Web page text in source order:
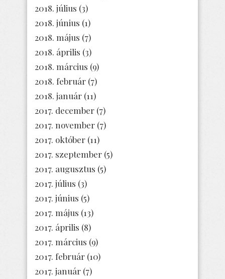
2018. július (3)
2018. június (1)
2018. május (7)
2018. április (3)
2018. március (9)
2018. február (7)
2018. január (11)
2017. december (7)
2017. november (7)
2017. október (11)
2017. szeptember (5)
2017. augusztus (5)
2017. július (3)
2017. június (5)
2017. május (13)
2017. április (8)
2017. március (9)
2017. február (10)
2017. január (7)